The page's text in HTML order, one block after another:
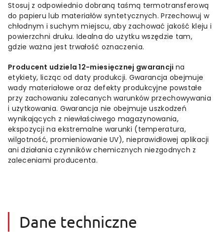
Stosuj z odpowiednio dobraną taśmą termotransferową
do papieru lub materiałów syntetycznych. Przechowuj w
chłodnym i suchym miejscu, aby zachować jakość kleju i
powierzchni druku. Idealna do użytku wszędzie tam,
gdzie ważna jest trwałość oznaczenia.
Producent udziela 12-miesięcznej gwarancji na
etykiety, licząc od daty produkcji. Gwarancja obejmuje
wady materiałowe oraz defekty produkcyjne powstałe
przy zachowaniu zalecanych warunków przechowywania
i użytkowania. Gwarancja nie obejmuje uszkodzeń
wynikających z niewłaściwego magazynowania,
ekspozycji na ekstremalne warunki (temperatura,
wilgotność, promieniowanie UV), nieprawidłowej aplikacji
ani działania czynników chemicznych niezgodnych z
zaleceniami producenta.
Dane techniczne